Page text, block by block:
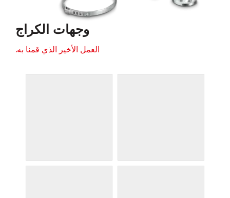
وجهات الكراج
العمل الأخير الذي قمنا به.